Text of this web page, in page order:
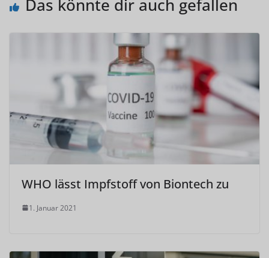
Das könnte dir auch gefallen
WHO lässt Impfstoff von Biontech zu
1. Januar 2021